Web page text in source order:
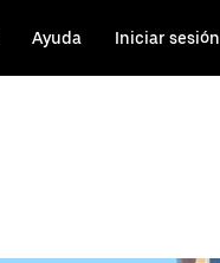
Ayuda Iniciar sesión